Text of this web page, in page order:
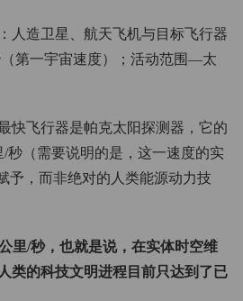
人造卫星、航天飞机与目标飞行器
（第一宇宙速度）；活动范围—太
快飞行器是帕克太阳探测器，它的
秒（需要说明的是，这一速度的实
予，而非绝对的人类能源动力技
里/秒，也就是说，在实体时空维
类的科技文明进程目前只达到了已